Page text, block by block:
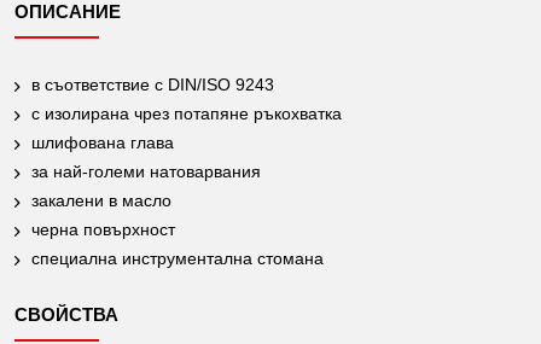
ОПИСАНИЕ
в съответствие с DIN/ISO 9243
с изолирана чрез потапяне ръкохватка
шлифована глава
за най-големи натоварвания
закалени в масло
черна повърхност
специална инструментална стомана
СВОЙСТВА